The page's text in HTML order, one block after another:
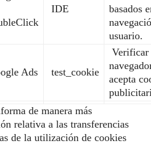
IDE
basados
usuario.
Ads test_cookie
Verificar
acepta
de manera más
relativa a las transferencias
de la utilización de cookies